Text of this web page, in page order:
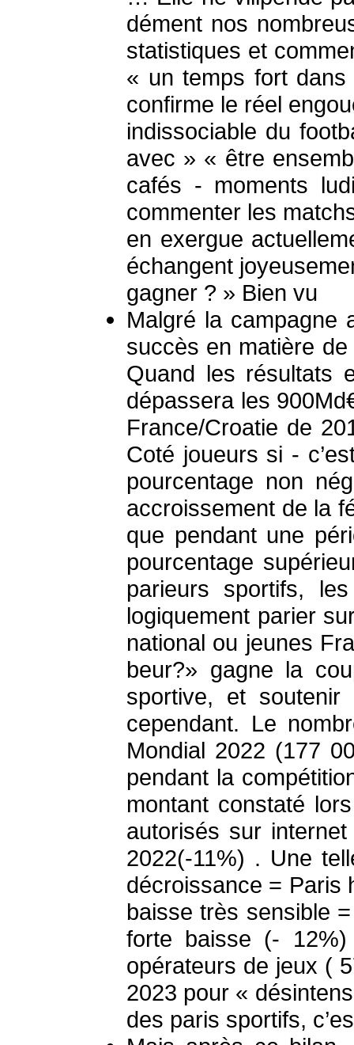
dément nos
statistiques et
« un temps fort dans
confirme le réel
indissociable du
avec » « être
cafés - moments
commenter les
en exergue
échangent
gagner ? » Bien vu
Malgré la campagne
succès en matière
Quand les résultats
dépassera les
France/Croatie de
Coté joueurs si -
pourcentage non
accroissement de la
que pendant une
pourcentage
parieurs sportifs,
logiquement parier
national ou jeunes
beur?» gagne la
sportive, et soutenir
cependant. Le
Mondial 2022 (177
pendant la
montant constaté
autorisés sur
2022(-11%) . Une
décroissance = Paris
baisse très sensible
forte baisse (-
opérateurs de jeux (
2023 pour «
des paris sportifs,